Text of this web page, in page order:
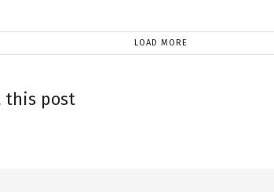
LOAD MORE
this post